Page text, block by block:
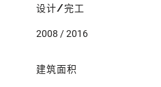
设计/完工
2008 / 2016
建筑面积